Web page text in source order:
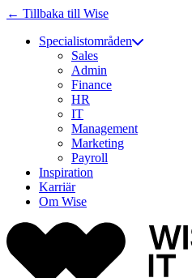
← Tillbaka till Wise
Specialistområden
Sales
Admin
Finance
HR
IT
Management
Marketing
Payroll
Inspiration
Karriär
Om Wise